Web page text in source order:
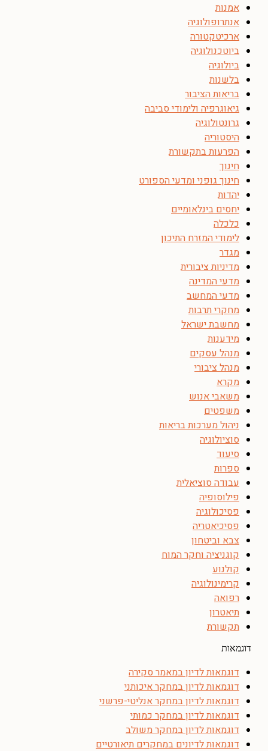
אמנות
אנתרופולוגיה
ארכיטקטורה
ביוטכנולוגיה
ביולוגיה
בלשנות
בריאות הציבור
גיאוגרפיה ולימודי סביבה
גרונטולוגיה
היסטוריה
הפרעות בתקשורת
חינוך
חינוך גופני ומדעי הספורט
יהדות
יחסים בינלאומיים
כלכלה
לימודי המזרח התיכון
מגדר
מדיניות ציבורית
מדעי המדינה
מדעי המחשב
מחקרי תרבות
מחשבת ישראל
מידענות
מנהל עסקים
מנהל ציבורי
מקרא
משאבי אנוש
משפטים
ניהול מערכות בריאות
סוציולוגיה
סיעוד
ספרות
עבודה סוציאלית
פילוסופיה
פסיכולוגיה
פסיכיאטריה
צבא וביטחון
קוגניציה וחקר המוח
קולנוע
קרימינולוגיה
רפואה
תיאטרון
תקשורת
דוגמאות
דוגמאות לדיון במאמר סקירה
דוגמאות לדיון במחקר איכותני
דוגמאות לדיון במחקר אנליטי-פרשני
דוגמאות לדיון במחקר כמותי
דוגמאות לדיון במחקר משולב
דוגמאות לדיונים במחקרים תיאורטיים